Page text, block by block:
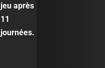
jeu après
11
journées.